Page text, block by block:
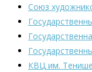
Союз
КВЦ им.